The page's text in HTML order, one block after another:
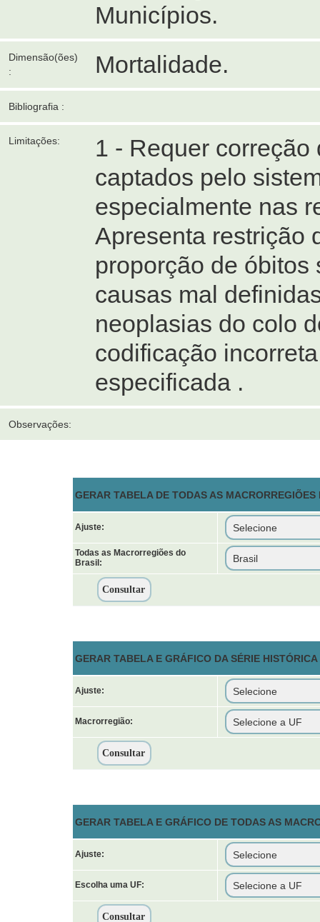
Municípios.
Dimensão(ões)
:
Mortalidade.
Bibliografia :
Limitações:
1 - Requer
captados pelo
especialmente nas
Apresenta restrição
proporção de
causas mal
neoplasias do colo
codificação
especificada .
Observações:
GERAR TABELA DE TODAS AS
Ajuste:
Todas as Macrorregiões do
Brasil:
GERAR TABELA E GRÁFICO DA SÉRIE
Ajuste:
Macrorregião:
GERAR TABELA E GRÁFICO DE TODAS AS
Ajuste:
Escolha uma UF: